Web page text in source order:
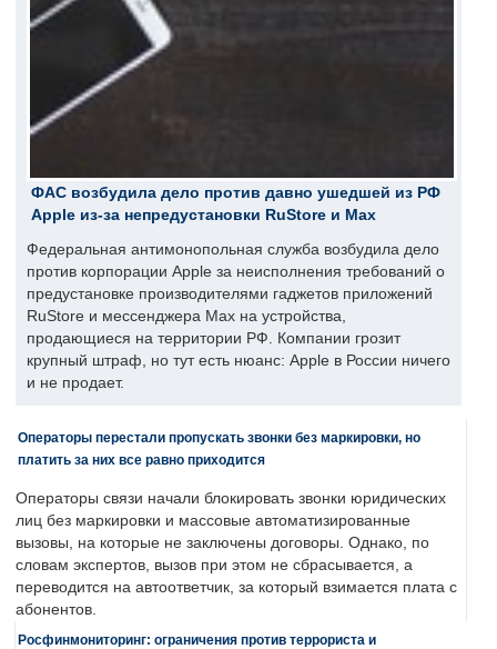
ФАС возбудила дело против давно ушедшей из РФ
Apple из-за непредустановки RuStore и Max
Федеральная антимонопольная служба возбудила дело
против корпорации Apple за неисполнения требований о
предустановке производителями гаджетов приложений
RuStore и мессенджера Max на устройства,
продающиеся на территории РФ. Компании грозит
крупный штраф, но тут есть нюанс: Apple в России ничего
и не продает.
Операторы перестали пропускать звонки без маркировки, но
платить за них все равно приходится
Операторы связи начали блокировать звонки юридических
лиц без маркировки и массовые автоматизированные
вызовы, на которые не заключены договоры. Однако, по
словам экспертов, вызов при этом не сбрасывается, а
переводится на автоответчик, за который взимается плата с
абонентов.
Росфинмониторинг: ограничения против террориста и